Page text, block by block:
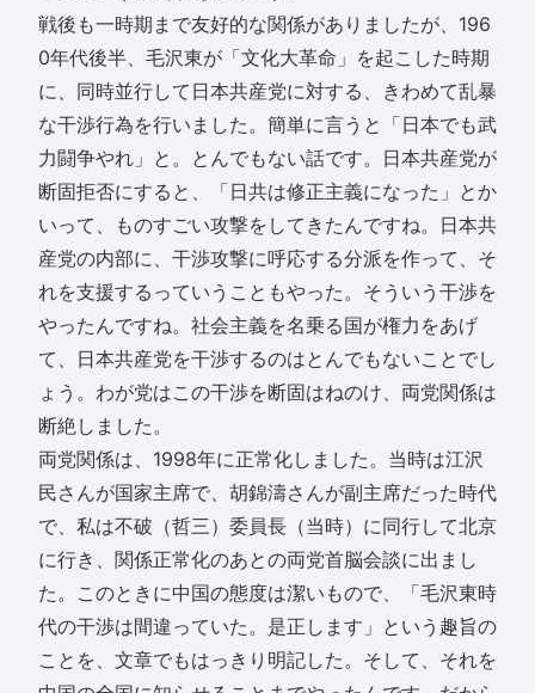
戦後も一時期まで友好的な関係がありましたが、196
0年代後半、毛沢東が「文化大革命」を起こした時期
に、同時並行して日本共産党に対する、きわめて乱暴
な干渉行為を行いました。簡単に言うと「日本でも武
力闘争やれ」と。とんでもない話です。日本共産党が
断固拒否にすると、「日共は修正主義になった」とか
いって、ものすごい攻撃をしてきたんですね。日本共
産党の内部に、干渉攻撃に呼応する分派を作って、そ
れを支援するっていうこともやった。そういう干渉を
やったんですね。社会主義を名乗る国が権力をあげ
て、日本共産党を干渉するのはとんでもないことでし
ょう。わが党はこの干渉を断固はねのけ、両党関係は
断絶しました。
両党関係は、1998年に正常化しました。当時は江沢
民さんが国家主席で、胡錦濤さんが副主席だった時代
で、私は不破（哲三）委員長（当時）に同行して北京
に行き、関係正常化のあとの両党首脳会談に出まし
た。このときに中国の態度は潔いもので、「毛沢東時
代の干渉は間違っていた。是正します」という趣旨の
ことを、文章でもはっきり明記した。そして、それを